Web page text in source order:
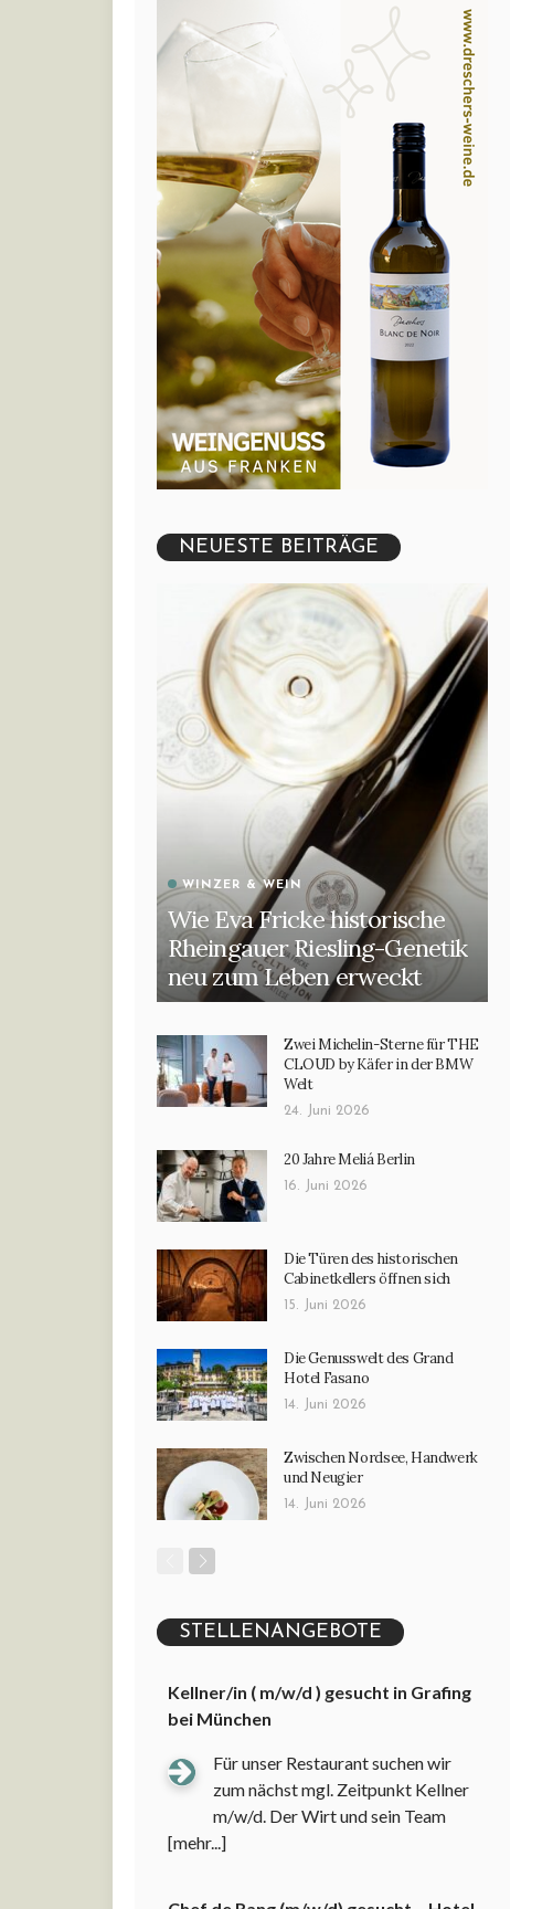
NEUESTE BEITRÄGE
WINZER & WEIN
Wie Eva Fricke historische
Rheingauer Riesling-Genetik
neu zum Leben erweckt
Zwei Michelin-Sterne für THE
CLOUD by Käfer in der BMW
Welt
24. Juni 2026
20 Jahre Meliá Berlin
16. Juni 2026
Die Türen des historischen
Cabinetkellers öffnen sich
15. Juni 2026
Die Genusswelt des Grand
Hotel Fasano
14. Juni 2026
Zwischen Nordsee, Handwerk
und Neugier
14. Juni 2026
STELLENANGEBOTE
Kellner/in ( m/w/d ) gesucht in Grafing
bei München
Für unser Restaurant suchen wir
zum nächst mgl. Zeitpunkt Kellner
m/w/d. Der Wirt und sein Team
[mehr...]